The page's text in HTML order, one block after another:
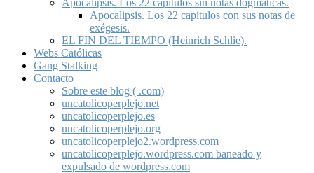
Apocalipsis. Los 22 capítulos sin notas dogmáticas.
Apocalipsis. Los 22 capítulos con sus notas de
exégesis.
EL FIN DEL TIEMPO (Heinrich Schlie).
Webs Católicas
Gang Stalking
Contacto
Sobre este blog ( .com)
uncatolicoperplejo.net
uncatolicoperplejo.es
uncatolicoperplejo.org
uncatolicoperplejo2.wordpress.com
uncatolicoperplejo.wordpress.com baneado y
expulsado de wordpress.com